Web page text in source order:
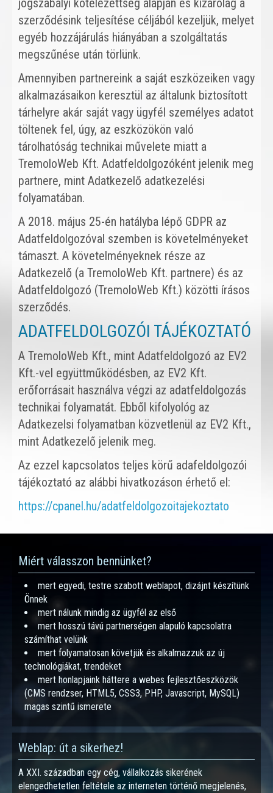
jogszabályi kötelezettség alapján és kizárólag a
szerződésink teljesítése céljából kezeljük, melyet
egyéb hozzájárulás hiányában a szolgáltatás
megszűnése után törlünk.
Amennyiben partnereink a saját eszközeiken vagy
alkalmazásaikon keresztül az általunk biztosított
tárhelyre akár saját vagy ügyfél személyes adatot
töltenek fel, úgy, az eszközökön való
tárolhatóság technikai művelete miatt a
TremoloWeb Kft. Adatfeldolgozóként jelenik meg
partnere, mint Adatkezelő adatkezelési
folyamatában.
A 2018. május 25-én hatályba lépő GDPR az
Adatfeldolgozóval szemben is követelményeket
támaszt. A követelményeknek része az
Adatkezelő (a TremoloWeb Kft. partnere) és az
Adatfeldolgozó (TremoloWeb Kft.) közötti írásos
szerződés.
ADATFELDOLGOZÓI TÁJÉKOZTATÓ
A TremoloWeb Kft., mint Adatfeldolgozó az EV2
Kft.-vel együttműködésben, az EV2 Kft.
erőforrásait használva végzi az adatfeldolgozás
technikai folyamatát. Ebből kifolyológ az
Adatkezelsi folyamatban közvetlenül az EV2 Kft.,
mint Adatkezelő jelenik meg.
Az ezzel kapcsolatos teljes körű adafeldolgozói
tájékoztató az alábbi hivatkozáson érhető el:
https://cpanel.hu/adatfeldolgozoitajekoztato
Miért válasszon bennünket?
mert egyedi, testre szabott weblapot, dizájnt készítünk
Önnek
mert nálunk mindig az ügyfél az első
mert hosszú távú partnerségen alapuló kapcsolatra
számíthat velünk
mert folyamatosan követjük és alkalmazzuk az új
technológiákat, trendeket
mert honlapjaink háttere a webes fejlesztőeszközök
(CMS rendzser, HTML5, CSS3, PHP, Javascript, MySQL)
magas szintű ismerete
Weblap: út a sikerhez!
A XXI. században egy cég, vállalkozás sikerének
elengedhetetlen feltétele az interneten történő megjelenés,